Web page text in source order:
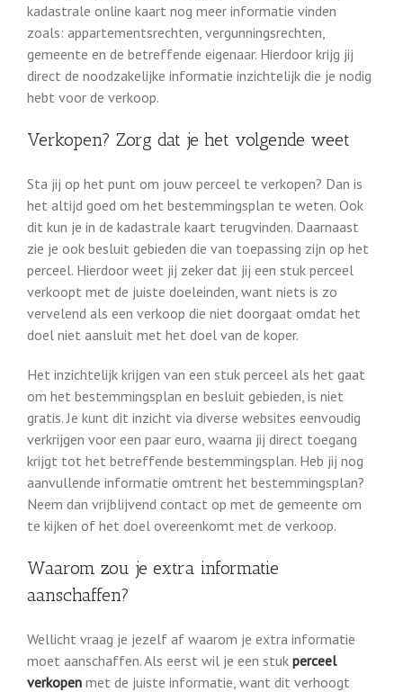
kadastrale online kaart nog meer informatie vinden
zoals: appartementsrechten, vergunningsrechten,
gemeente en de betreffende eigenaar. Hierdoor krijg jij
direct de noodzakelijke informatie inzichtelijk die je nodig
hebt voor de verkoop.
Verkopen? Zorg dat je het volgende weet
Sta jij op het punt om jouw perceel te verkopen? Dan is
het altijd goed om het bestemmingsplan te weten. Ook
dit kun je in de kadastrale kaart terugvinden. Daarnaast
zie je ook besluit gebieden die van toepassing zijn op het
perceel. Hierdoor weet jij zeker dat jij een stuk perceel
verkoopt met de juiste doeleinden, want niets is zo
vervelend als een verkoop die niet doorgaat omdat het
doel niet aansluit met het doel van de koper.
Het inzichtelijk krijgen van een stuk perceel als het gaat
om het bestemmingsplan en besluit gebieden, is niet
gratis. Je kunt dit inzicht via diverse websites eenvoudig
verkrijgen voor een paar euro, waarna jij direct toegang
krijgt tot het betreffende bestemmingsplan. Heb jij nog
aanvullende informatie omtrent het bestemmingsplan?
Neem dan vrijblijvend contact op met de gemeente om
te kijken of het doel overeenkomt met de verkoop.
Waarom zou je extra informatie
aanschaffen?
Wellicht vraag je jezelf af waarom je extra informatie
moet aanschaffen. Als eerst wil je een stuk perceel
verkopen met de juiste informatie, want dit verhoogt